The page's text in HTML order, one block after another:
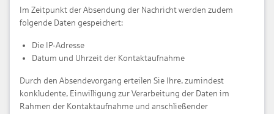
Im Zeitpunkt der Absendung der Nachricht werden zudem
folgende Daten gespeichert:
Die IP-Adresse
Datum und Uhrzeit der Kontaktaufnahme
Durch den Absendevorgang erteilen Sie Ihre, zumindest
konkludente, Einwilligung zur Verarbeitung der Daten im
Rahmen der Kontaktaufnahme und anschließender